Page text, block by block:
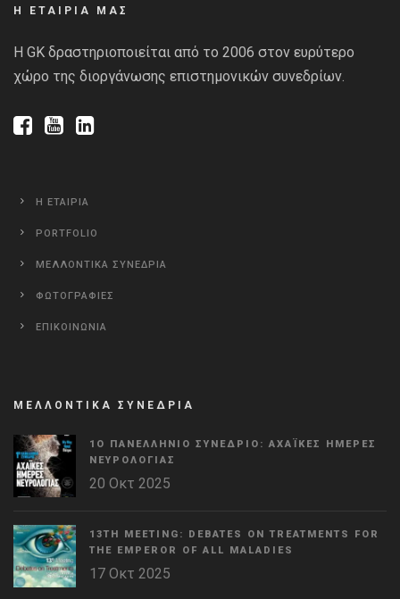
Η ΕΤΑΙΡΙΑ ΜΑΣ
Η GK δραστηριοποιείται από το 2006 στον ευρύτερο
χώρο της διοργάνωσης επιστημονικών συνεδρίων.
Η ΕΤΑΙΡΙΑ
PORTFOLIO
ΜΕΛΛΟΝΤΙΚΑ ΣΥΝΕΔΡΙΑ
ΦΩΤΟΓΡΑΦΙΕΣ
ΕΠΙΚΟΙΝΩΝΙΑ
ΜΕΛΛΟΝΤΙΚΑ ΣΥΝΕΔΡΙΑ
1Ο ΠΑΝΕΛΛΉΝΙΟ ΣΥΝΈΔΡΙΟ: ΑΧΑΪΚΈΣ ΗΜΈΡΕΣ
ΝΕΥΡΟΛΟΓΊΑΣ
20 Οκτ 2025
13TH MEETING: DEBATES ON TREATMENTS FOR
THE EMPEROR OF ALL MALADIES
17 Οκτ 2025